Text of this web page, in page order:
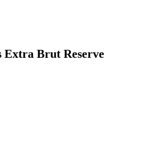
Extra Brut Reserve